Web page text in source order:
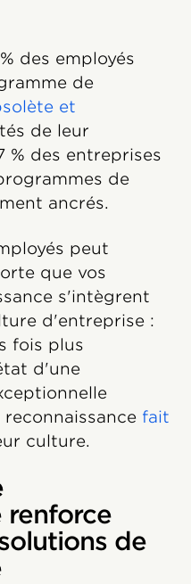
des employés
de
et
de leur
% des entreprises
de
ancrés.
peut
que vos
s'intègrent
d'entreprise :
fois plus
d'une
fait
culture.
renforce
de